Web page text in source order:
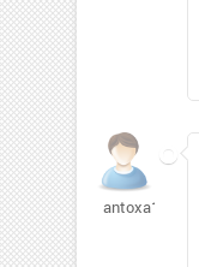
antoxa1001